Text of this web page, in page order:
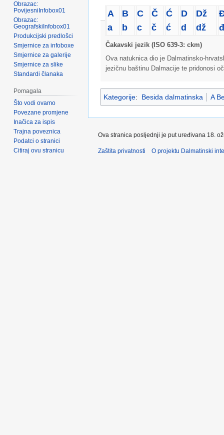
A
a
B
b
C
c
Č
č
Ć
ć
D
d
Dž
dž
đ
Čakavski jezik (ISO 639-3: ckm)
Ova natuknica dio je Dalmatinsko-
jezičnu baštinu Dalmacije te pridonosi
Kategorije: Besida dalmatinska A
Obrazac:
PovijesniInfobox01
Obrazac:
GeografskiInfobox01
Produkcijski predlošci
Smjernice za infoboxe
Smjernice za galerije
Smjernice za slike
Standardi članaka
Pomagala
Što vodi ovamo
Povezane promjene
Inačica za ispis
Trajna poveznica
Podatci o stranici
Citiraj ovu stranicu
Ova stranica posljednji je put uređivana 18.
Zaštita privatnosti O projektu Dalmatinski